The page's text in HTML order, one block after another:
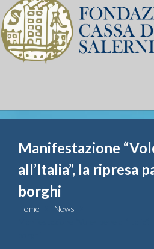
Fondazione
Attività
Contributi
Manifestazione
all’Italia”, la ripresa
borghi
Home
News